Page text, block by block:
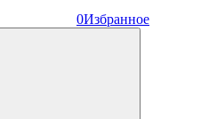
0Избранное